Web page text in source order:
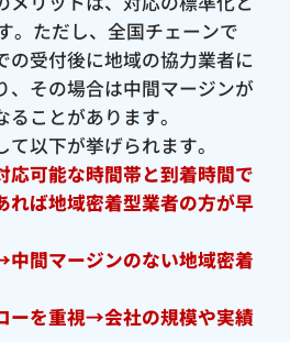
。ただし、全国チェーンで
の受付後に地域の協力業者に
、その場合は中間マージンが
ことがあります。
以下が挙げられます。
可能な時間帯と到着時間で
れば地域密着型業者の方が早
間マージンのない地域密着
ーを重視→会社の規模や実績